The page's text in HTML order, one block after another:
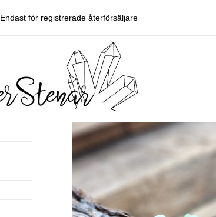
Endast för registrerade återförsäljare